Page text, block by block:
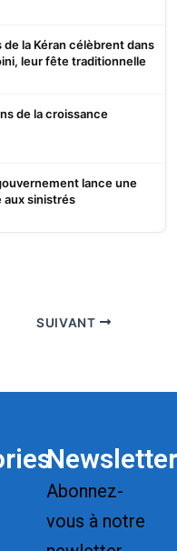
la Kéran célèbrent dans
leur fête traditionnelle
de la croissance
lance une
aux sinistrés
SUIVANT
Newsletter
Abonnez-
vous à notre